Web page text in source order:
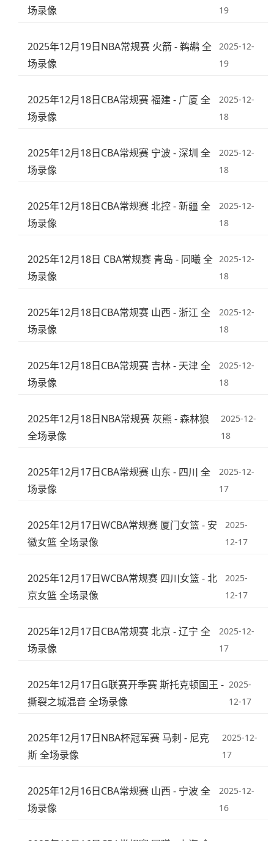
场录像
19
2025年12月19日NBA常规赛 火箭 - 鹈鹕 全
场录像
2025-12-
19
2025年12月18日CBA常规赛 福建 - 广厦 全
场录像
2025-12-
18
2025年12月18日CBA常规赛 宁波 - 深圳 全
场录像
2025-12-
18
2025年12月18日CBA常规赛 北控 - 新疆 全
场录像
2025-12-
18
2025年12月18日 CBA常规赛 青岛 - 同曦 全
场录像
2025-12-
18
2025年12月18日CBA常规赛 山西 - 浙江 全
场录像
2025-12-
18
2025年12月18日CBA常规赛 吉林 - 天津 全
场录像
2025-12-
18
2025年12月18日NBA常规赛 灰熊 - 森林狼
全场录像
2025-12-
18
2025年12月17日CBA常规赛 山东 - 四川 全
场录像
2025-12-
17
2025年12月17日WCBA常规赛 厦门女篮 - 安
徽女篮 全场录像
2025-
12-17
2025年12月17日WCBA常规赛 四川女篮 - 北
京女篮 全场录像
2025-
12-17
2025年12月17日CBA常规赛 北京 - 辽宁 全
场录像
2025-12-
17
2025年12月17日G联赛开季赛 斯托克顿国王 -
撕裂之城混音 全场录像
2025-
12-17
2025年12月17日NBA杯冠军赛 马刺 - 尼克
斯 全场录像
2025-12-
17
2025年12月16日CBA常规赛 山西 - 宁波 全
场录像
2025-12-
16